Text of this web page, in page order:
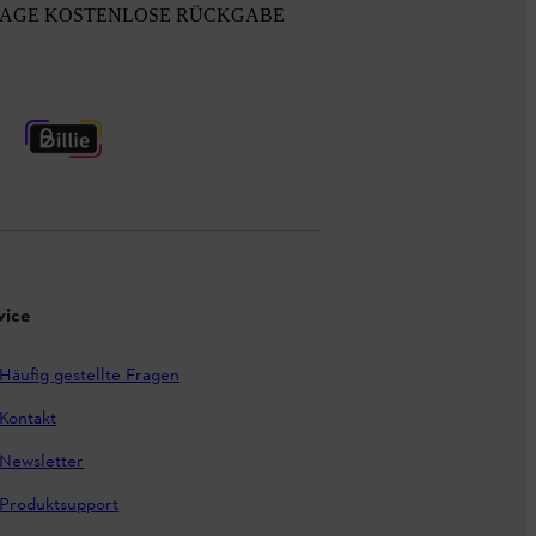
KOSTENLOSE RÜCKGABE
Häufig gestellte Fragen
Kontakt
Newsletter
Produktsupport